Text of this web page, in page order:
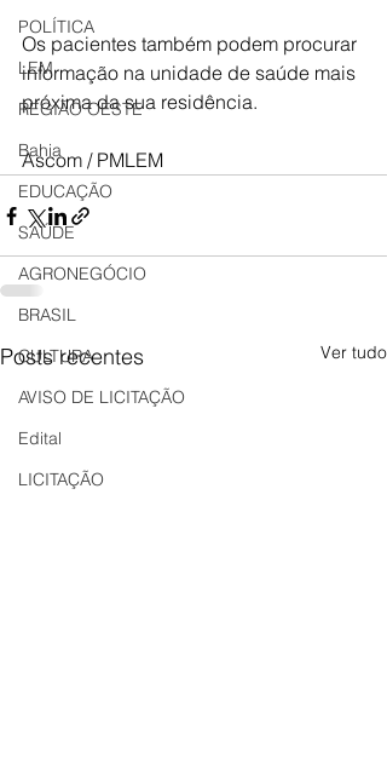
POLÍTICA
LEM
REGIÃO OESTE
Bahia
EDUCAÇÃO
SAÚDE
AGRONEGÓCIO
BRASIL
CULTURA
AVISO DE LICITAÇÃO
Edital
LICITAÇÃO
Os pacientes também podem procurar
informação na unidade de saúde mais
próxima da sua residência.
Ascom / PMLEM
Posts recentes Ver tudo